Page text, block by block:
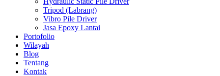
Tripod (Labrang)
Vibro Pile Driver
Jasa Epoxy Lantai
Portofolio
Wilayah
Blog
Tentang
Kontak